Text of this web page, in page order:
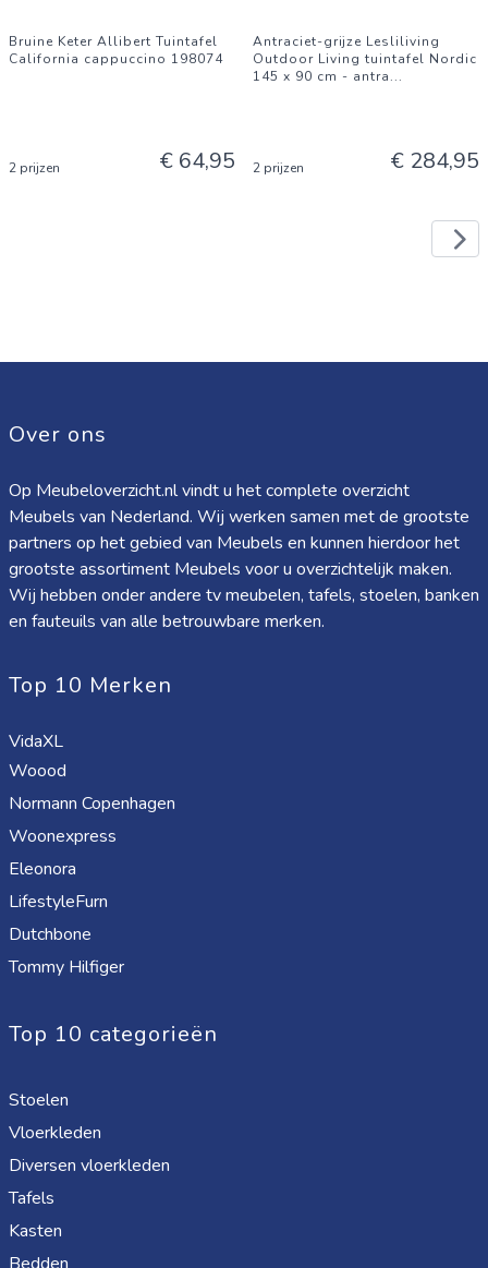
Bruine Keter Allibert Tuintafel
California cappuccino 198074
2 prijzen € 64,95
Antraciet-grijze Lesliliving
Outdoor Living tuintafel Nordic
145 x 90 cm - antra...
2 prijzen € 284,95
Over ons
Op Meubeloverzicht.nl vindt u het complete overzicht
Meubels van Nederland. Wij werken samen met de grootste
partners op het gebied van Meubels en kunnen hierdoor het
grootste assortiment Meubels voor u overzichtelijk maken.
Wij hebben onder andere tv meubelen, tafels, stoelen, banken
en fauteuils van alle betrouwbare merken.
Top 10 Merken
VidaXL
Woood
Normann Copenhagen
Woonexpress
Eleonora
LifestyleFurn
Dutchbone
Tommy Hilfiger
Top 10 categorieën
Stoelen
Vloerkleden
Diversen vloerkleden
Tafels
Kasten